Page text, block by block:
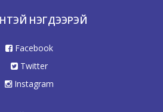
НЭГДЭЭРЭЙ
Facebook
Twitter
Instagram